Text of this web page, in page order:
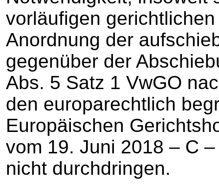
vorläufigen
Anordnung der
gegenüber der
Abs. 5 Satz 1 VwGO
den europarechtlich
Europäischen
vom 19. Juni 2018 – C
nicht durchdringen.